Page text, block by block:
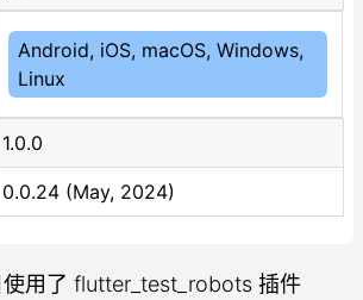
Android, iOS, macOS, Windows,
Linux
1.0.0
0.0.24 (May, 2024)
用了 flutter_test_robots 插件